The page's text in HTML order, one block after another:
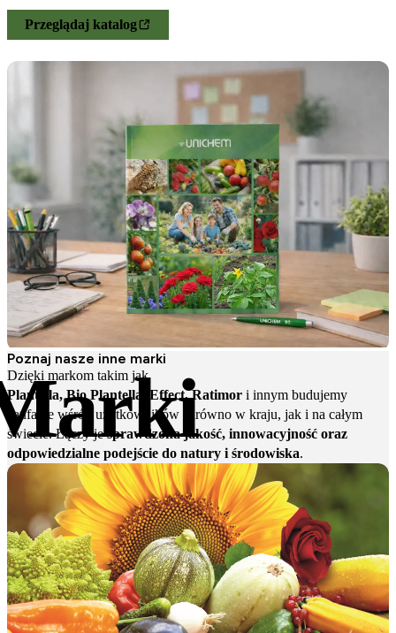
Przeglądaj katalog
Poznaj nasze inne marki
Dzięki markom takim jak
Plantella, Bio Plantella, Effect, Ratimor i innym budujemy
zaufanie wśród użytkowników zarówno w kraju, jak i na całym
świecie. Łączy jesprawdzona jakość, innowacyjność oraz
odpowiedzialne podejście do natury i środowiska.